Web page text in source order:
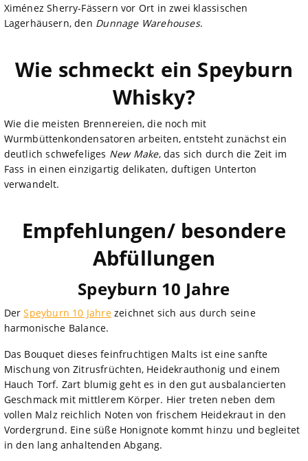
Ximénez Sherry-Fässern vor Ort in zwei klassischen
Lagerhäusern, den Dunnage Warehouses.
Wie schmeckt ein Speyburn
Whisky?
Wie die meisten Brennereien, die noch mit
Wurmbüttenkondensatoren arbeiten, entsteht zunächst ein
deutlich schwefeliges New Make, das sich durch die Zeit im
Fass in einen einzigartig delikaten, duftigen Unterton
verwandelt.
Empfehlungen/ besondere
Abfüllungen
Speyburn 10 Jahre
DerSpeyburn 10 Jahrezeichnet sich aus durch seine
harmonische Balance.
Das Bouquet dieses feinfruchtigen Malts ist eine sanfte
Mischung von Zitrusfrüchten, Heidekrauthonig und einem
Hauch Torf. Zart blumig geht es in den gut ausbalancierten
Geschmack mit mittlerem Körper. Hier treten neben dem
vollen Malz reichlich Noten von frischem Heidekraut in den
Vordergrund. Eine süße Honignote kommt hinzu und begleitet
in den lang anhaltenden Abgang.